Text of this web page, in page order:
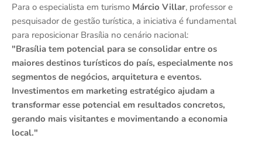
Para o especialista em turismo Márcio Villar, professor e
pesquisador de gestão turística, a iniciativa é fundamental
para reposicionar Brasília no cenário nacional:
"Brasília tem potencial para se consolidar entre os
maiores destinos turísticos do país, especialmente nos
segmentos de negócios, arquitetura e eventos.
Investimentos em marketing estratégico ajudam a
transformar esse potencial em resultados concretos,
gerando mais visitantes e movimentando a economia
local."